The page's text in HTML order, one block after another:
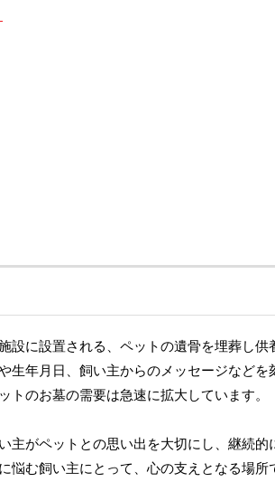
設に設置される、ペットの遺骨を埋葬し
生年月日、飼い主からのメッセージなど
のお墓の需要は急速に拡大しています。
主がペットとの思い出を大切にし、継続
悩む飼い主にとって、心の支えとなる場所